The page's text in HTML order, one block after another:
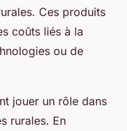
Ces produits
coûts liés à la
ou de
jouer un rôle dans
rurales. En